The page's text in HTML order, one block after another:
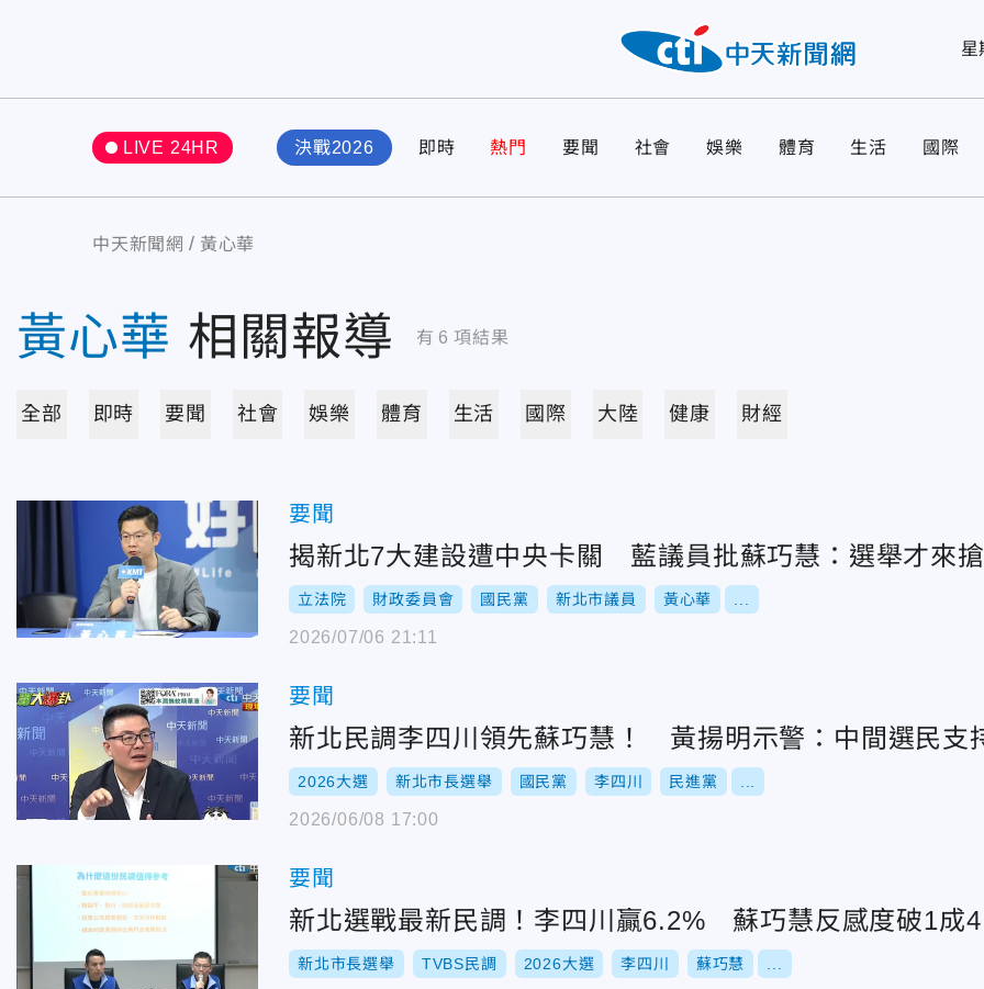
星
LIVE 24HR 決戰2026 即時 熱門 要聞 社會 娛樂 體育 生活 國際
中天新聞網 黃心華
黃心華 相關報導 有 6 項結果
全部 即時 要聞 社會 娛樂 體育 生活 國際 大陸 健康 財經
要聞
揭新北7大建設遭中央卡關 藍議員批蘇巧慧：選舉才來
立法院 財政委員會 國民黨 新北市議員 黃心華
2026/07/06 21:11
要聞
新北民調李四川領先蘇巧慧！ 黃揚明示警：中間選民支
2026大選 新北市長選舉 國民黨 李四川 民進黨
2026/06/08 17:00
要聞
新北選戰最新民調！李四川贏6.2% 蘇巧慧反感度破1成4
新北市長選舉 TVBS民調 2026大選 李四川 蘇巧慧